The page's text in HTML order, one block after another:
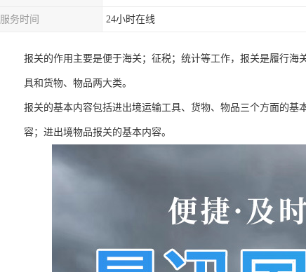
服务时间 24小时在线
报关的作用主要是便于海关；征税；统计等工作，报关是履行
具和货物、物品两大类。
报关的基本内容包括进出境运输工具、货物、物品三个方面的
容；进出境物品报关的基本内容。